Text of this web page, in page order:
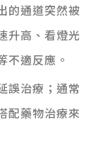
的通道突然被
升高、看燈光
不適反應。
誤治療；通常
配藥物治療來